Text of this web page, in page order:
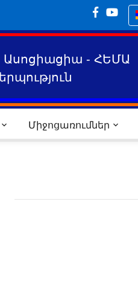
- ՀԵՄԱ
Միջոցառումներ